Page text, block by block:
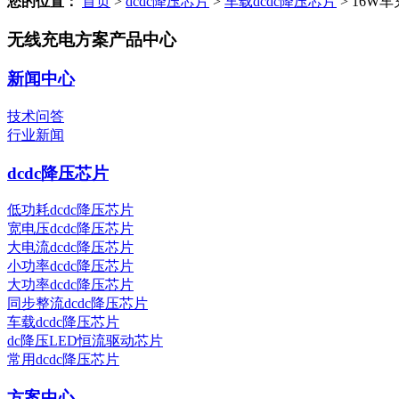
无线充电方案产品中心
新闻中心
技术问答
行业新闻
dcdc降压芯片
低功耗dcdc降压芯片
宽电压dcdc降压芯片
大电流dcdc降压芯片
小功率dcdc降压芯片
大功率dcdc降压芯片
同步整流dcdc降压芯片
车载dcdc降压芯片
dc降压LED恒流驱动芯片
常用dcdc降压芯片